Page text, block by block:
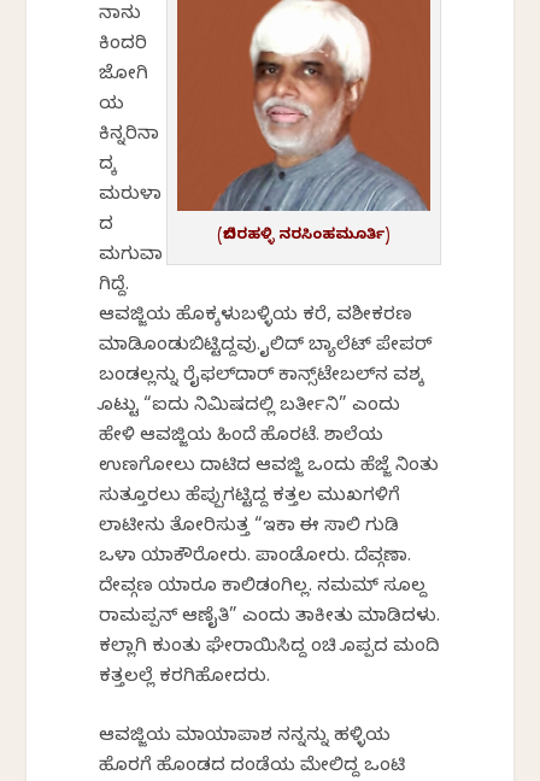
(ಬಿದರಹಳ್ಳಿ ನರಸಿಂಹಮೂರ್ತಿ)
ನಾನು
ಕಿಂದರಿ
ಜೋಗಿ
ಯ
ಕಿನ್ನರಿನಾ
ದಕ್ಕೆ
ಮರುಳಾ
ದ
ಮಗುವಾ
ಗಿದ್ದೆ.
ಆವಜ್ಜಿಯ ಹೊಕ್ಕಳುಬಳ್ಳಿಯ ಕರೆ, ವಶೀಕರಣ
ಮಾಡಿಕೊಂಡುಬಿಟ್ಟಿದ್ದವು. ಕೈಲಿದ್ ಬ್ಯಾಲೆಟ್ ಪೇಪರ್
ಬಂಡಲ್ಲನ್ನು ರೈಫಲ್‌ದಾರ್ ಕಾನ್ಸ್‌ಟೇಬಲ್‌ನ ವಶಕ್ಕೆ
ಕೊಟ್ಟು “ಐದು ನಿಮಿಷದಲ್ಲಿ ಬರ್ತೀನಿ” ಎಂದು
ಹೇಳಿ ಆವಜ್ಜಿಯ ಹಿಂದೆ ಹೊರಟೆ. ಶಾಲೆಯ
ಉಣಗೋಲು ದಾಟಿದ ಆವಜ್ಜಿ ಒಂದು ಹೆಜ್ಜೆ ನಿಂತು
ಸುತ್ತೂರಲು ಹೆಪ್ಪುಗಟ್ಟಿದ್ದ ಕತ್ತಲ ಮುಖಗಳಿಗೆ
ಲಾಟೀನು ತೋರಿಸುತ್ತ “ಇಕಾ ಈ ಸಾಲಿ ಗುಡಿ
ಒಳಾಕೆ ಯಾಕೌರೋರು. ಪಾಂಡೋರು. ದೆವ್ಗಣಾ.
ದೇವ್ಗಣ ಯಾರೂ ಕಾಲಿಡಂಗಿಲ್ಲ. ನಮಮ್ ಸೂಲ್ದ
ರಾಮಪ್ಪನ್ ಆಣೈತಿ” ಎಂದು ತಾಕೀತು ಮಾಡಿದಳು.
ಕಲ್ಲಾಗಿ ಕುಂತು ಘೇರಾಯಿಸಿದ್ದ ಕೆಂಚಿ ಕೊಪ್ಪದ ಮಂದಿ
ಕತ್ತಲಲ್ಲೆ ಕರಗಿಹೋದರು.
ಆವಜ್ಜಿಯ ಮಾಯಾಪಾಶ ನನ್ನನ್ನು ಹಳ್ಳಿಯ
ಹೊರಗೆ ಹೊಂಡದ ದಂಡೆಯ ಮೇಲಿದ್ದ ಒಂಟಿ